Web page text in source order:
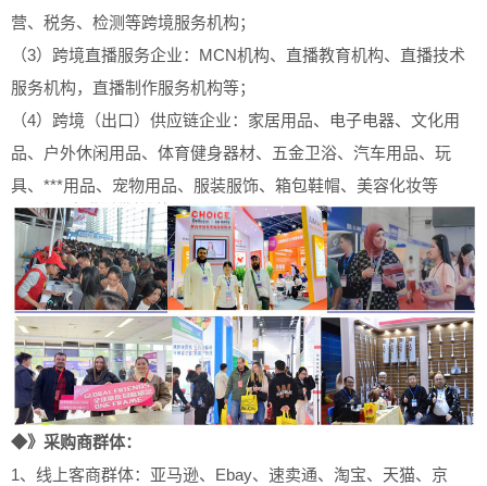
营、税务、检测等跨境服务机构；
（3）跨境直播服务企业：MCN机构、直播教育机构、直播技术
服务机构，直播制作服务机构等；
（4）跨境（出口）供应链企业：家居用品、电子电器、文化用
品、户外休闲用品、体育健身器材、五金卫浴、汽车用品、玩
具、***用品、宠物用品、服装服饰、箱包鞋帽、美容化妆等
◆》采购商群体：
1、线上客商群体：亚马逊、Ebay、速卖通、淘宝、天猫、京